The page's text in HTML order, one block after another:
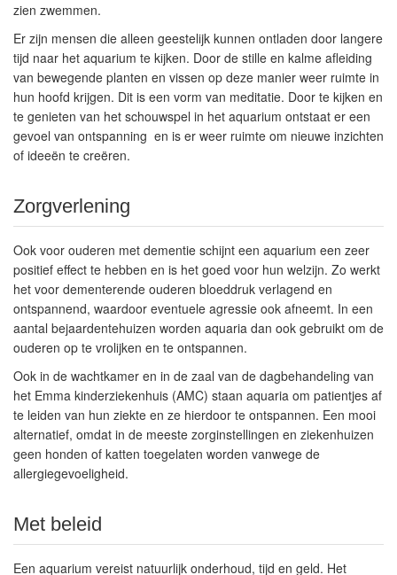
zien zwemmen.
Er zijn mensen die alleen geestelijk kunnen ontladen door langere
tijd naar het aquarium te kijken. Door de stille en kalme afleiding
van bewegende planten en vissen op deze manier weer ruimte in
hun hoofd krijgen. Dit is een vorm van meditatie. Door te kijken en
te genieten van het schouwspel in het aquarium ontstaat er een
gevoel van ontspanning en is er weer ruimte om nieuwe inzichten
of ideeën te creëren.
Zorgverlening
Ook voor ouderen met dementie schijnt een aquarium een zeer
positief effect te hebben en is het goed voor hun welzijn. Zo werkt
het voor dementerende ouderen bloeddruk verlagend en
ontspannend, waardoor eventuele agressie ook afneemt. In een
aantal bejaardentehuizen worden aquaria dan ook gebruikt om de
ouderen op te vrolijken en te ontspannen.
Ook in de wachtkamer en in de zaal van de dagbehandeling van
het Emma kinderziekenhuis (AMC) staan aquaria om patientjes af
te leiden van hun ziekte en ze hierdoor te ontspannen. Een mooi
alternatief, omdat in de meeste zorginstellingen en ziekenhuizen
geen honden of katten toegelaten worden vanwege de
allergiegevoeligheid.
Met beleid
Een aquarium vereist natuurlijk onderhoud, tijd en geld. Het